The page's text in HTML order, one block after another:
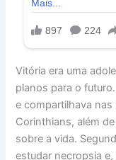
Vitória era uma
planos para o
e compartilhava
Corinthians, além
sobre a vida.
estudar necropsia